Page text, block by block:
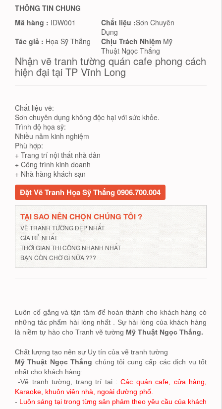
THÔNG TIN CHUNG
Mã hàng : IDW001 Chất liệu :Sơn Chuyên
Dụng
Tác giả : Họa Sỹ Thắng Chịu Trách Nhiệm Mỹ
Thuật Ngọc Thắng
Nhận vẽ tranh tường quán cafe phong cách
hiện đại tại TP Vĩnh Long
Chất liệu vẽ:
Sơn chuyên dụng không độc hại với sức khỏe.
Trình độ họa sỹ:
Nhiều năm kinh nghiệm
Phù hợp:
+ Trang trí nội thất nhà dân
+ Công trình kinh doanh
+ Nhà hàng khách sạn
Đặt Vẽ Tranh Họa Sỹ Thắng 0906.700.004
TẠI SAO NÊN CHỌN CHÚNG TÔI ?
VẼ TRANH TƯỜNG ĐẸP NHẤT
GÍA RẺ NHẤT
THỜI GIAN THI CÔNG NHANH NHẤT
BẠN CÒN CHỜ GÌ NỮA ???
Luôn cố gắng và tận tâm để hoàn thành cho khách hàng có
những tác phẩm hài lòng nhất . Sự hài lòng của khách hàng
là niềm tự hào cho Tranh vẽ tường Mỹ Thuật Ngọc Thắng.
Chất lượng tạo nên sự Uy tín của vẽ tranh tường
Mỹ Thuật Ngọc Thắng chúng tôi cung cấp các dịch vụ tốt
nhất cho khách hàng:
-Vẽ tranh tường, trang trí tại :Các quán cafe, cửa hàng,
Karaoke, khuôn viên nhà, ngoài đường phố.
- Luôn sáng tại trong từng sản phảm theo yêu cầu của khách